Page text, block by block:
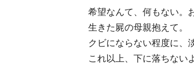
希望なんて、何もない。
生きた屍の母親抱えて。
クビにならない程度に、
これ以上、下に落ちない